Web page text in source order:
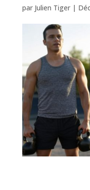
par Julien Tiger|